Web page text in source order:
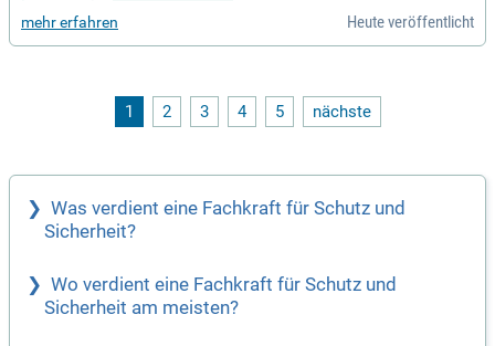
während Sie die gesetzliche Einhaltung im Arbeitsschutz sic
herstellen. Sie verantworten mehrere Schlüsselrollen, darun
insichtlich Unfallverhütung und Prävention. Außerdem führe
n Sie interne Audits und Schulungen durch, um die Sicherhei
mehr erfahren Heute veröffentlicht
1 2 3 4 5 nächste
Was verdient eine Fachkraft für Schutz und
Sicherheit?
Wo verdient eine Fachkraft für Schutz und
Sicherheit am meisten?